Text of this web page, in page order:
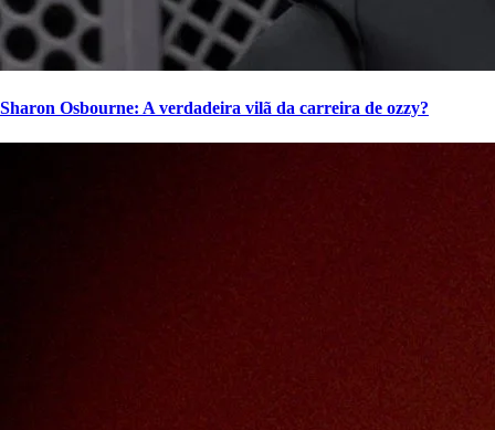
Sharon Osbourne: A verdadeira vilã da carreira de ozzy?